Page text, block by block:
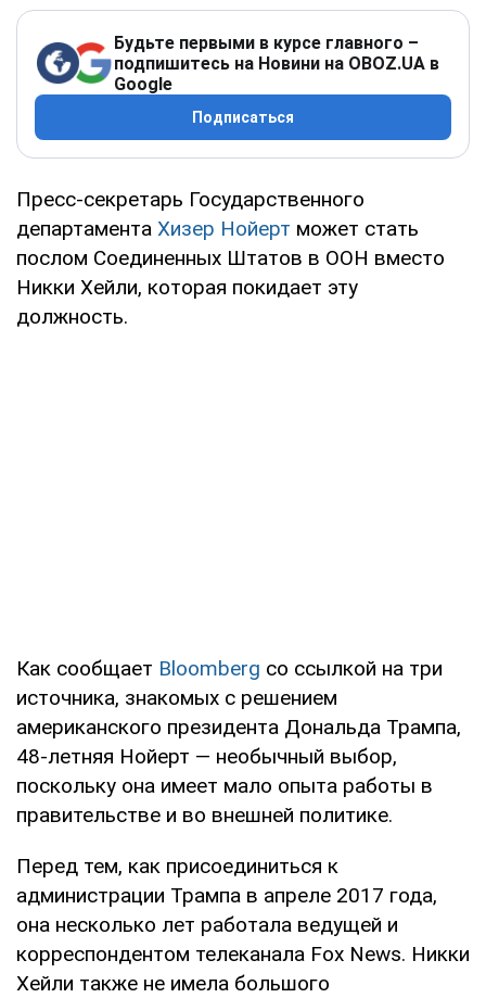
Будьте первыми в курсе главного –
подпишитесь на Новини на OBOZ.UA в
Google
Подписаться
Пресс-секретарь Государственного
департамента Хизер Нойерт может стать
послом Соединенных Штатов в ООН вместо
Никки Хейли, которая покидает эту
должность.
Как сообщает Bloomberg со ссылкой на три
источника, знакомых с решением
американского президента Дональда Трампа,
48-летняя Нойерт — необычный выбор,
поскольку она имеет мало опыта работы в
правительстве и во внешней политике.
Перед тем, как присоединиться к
администрации Трампа в апреле 2017 года,
она несколько лет работала ведущей и
корреспондентом телеканала Fox News. Никки
Хейли также не имела большого